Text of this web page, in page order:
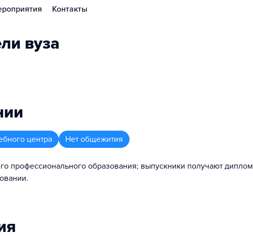
Контакты
вуза
центра Нет общежития
профессионального образования; выпускники получают диплом